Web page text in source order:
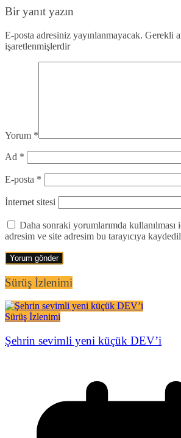
Bir yanıt yazın
E-posta adresiniz yayınlanmayacak. Gerekli
işaretlenmişlerdir
Yorum *
Ad *
E-posta *
İnternet sitesi
Daha sonraki yorumlarımda kullanılması
adresim ve site adresim bu tarayıcıya
Sürüş İzlenimi
Sürüş İzlenimi
Şehrin sevimli yeni küçük DEV’i